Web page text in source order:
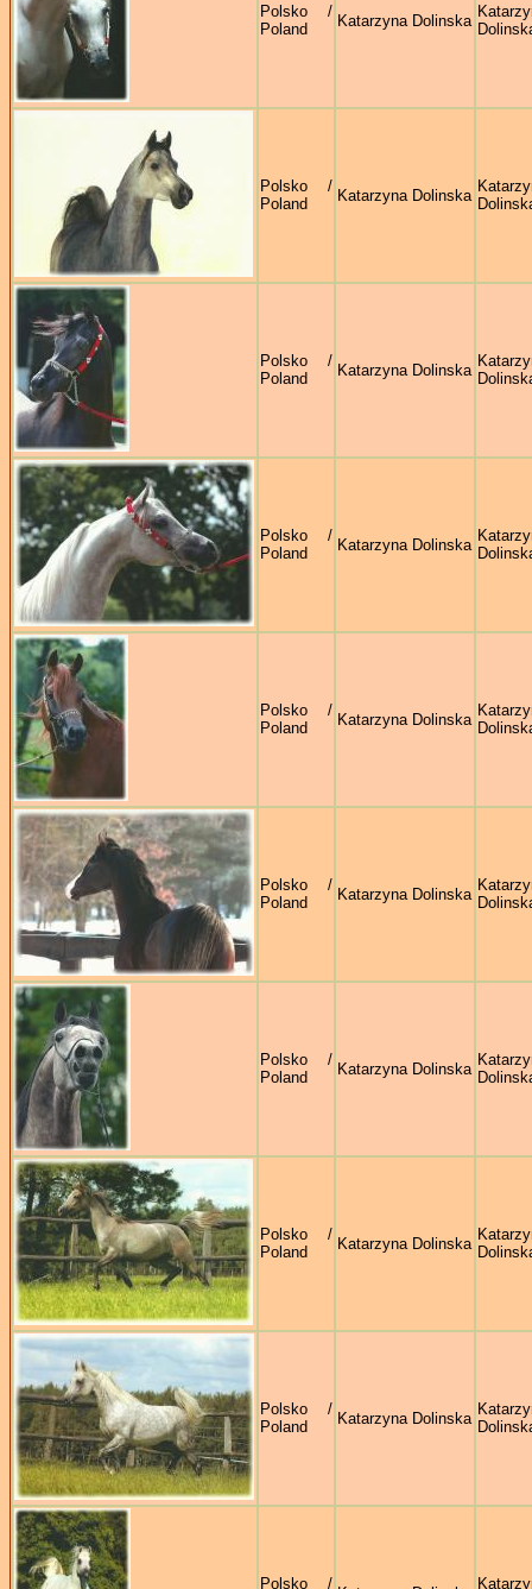
Polsko /
Poland
Katarzyna Dolinska
Polsko /
Poland
Katarzyna Dolinska
Polsko /
Poland
Katarzyna Dolinska
Polsko /
Poland
Katarzyna Dolinska
Polsko /
Poland
Katarzyna Dolinska
Polsko /
Poland
Katarzyna Dolinska
Polsko /
Poland
Katarzyna Dolinska
Polsko /
Poland
Katarzyna Dolinska
Polsko /
Poland
Katarzyna Dolinska
Polsko /